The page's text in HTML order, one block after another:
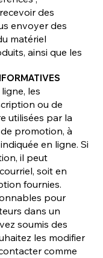
des
envoyer des
matériel
ainsi que les
les
ou de
utilisées par la
promotion, à
en ligne. Si
il peut
soit en
fournies.
pour
dans un
soumis des
les modifier
comme